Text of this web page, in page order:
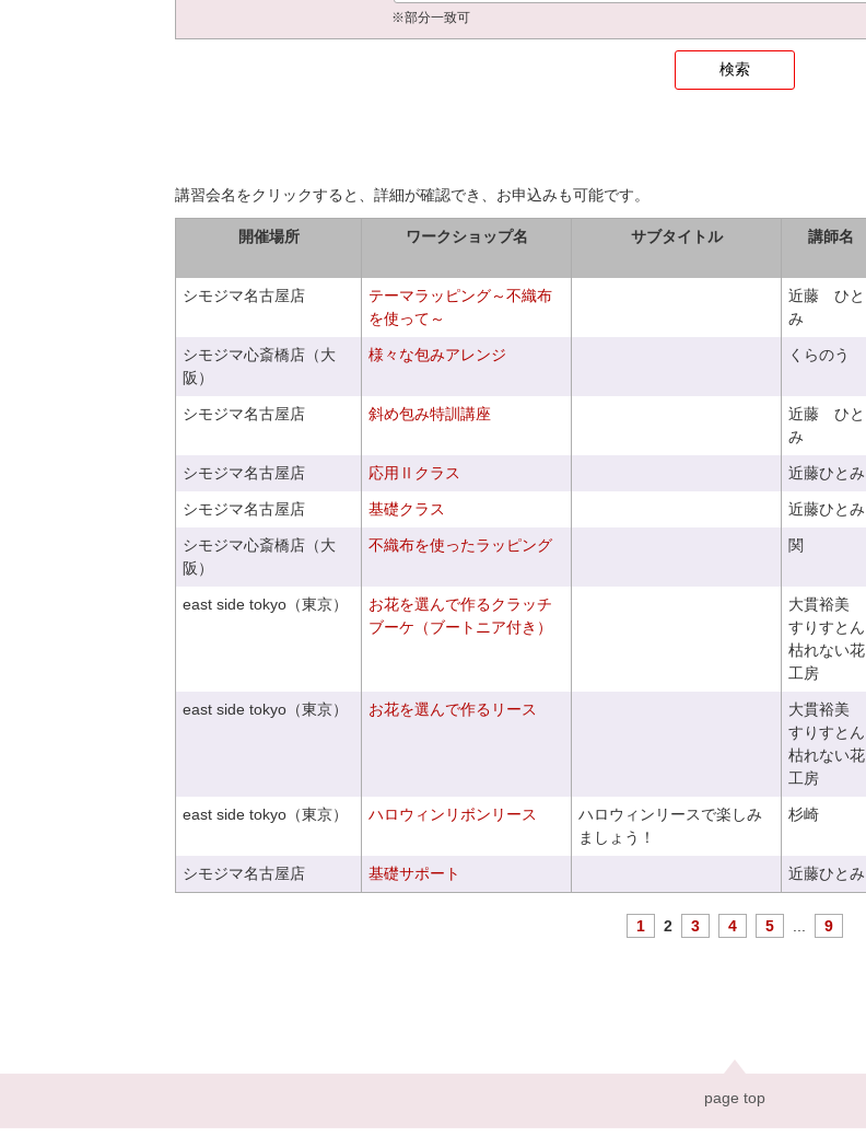
※部分一致可
講習会名をクリックすると、詳細が確認でき、お申込みも可能です。
開催場所 ワークショップ名 サブタイトル 講師名
シモジマ名古屋店
テーマラッピング～不織布
を使って～
近藤 ひと
み
シモジマ心斎橋店（大
阪）
様々な包みアレンジ くらのう
シモジマ名古屋店 斜め包み特訓講座
近藤 ひと
み
シモジマ名古屋店 応用Ⅱクラス 近藤ひとみ
シモジマ名古屋店 基礎クラス 近藤ひとみ
シモジマ心斎橋店（大
阪）
不織布を使ったラッピング 関
east side tokyo（東京）
お花を選んで作るクラッチ
ブーケ（ブートニア付き）
大貫裕美
すりすとん
枯れない花
工房
east side tokyo（東京） お花を選んで作るリース
大貫裕美
すりすとん
枯れない花
工房
east side tokyo（東京） ハロウィンリボンリース
ハロウィンリースで楽しみ
ましょう！
杉崎
シモジマ名古屋店 基礎サポート 近藤ひとみ
1 2 3 4 5 9
page top